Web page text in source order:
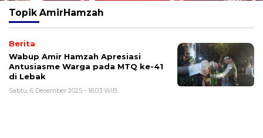
Topik AmirHamzah
Berita
Wabup Amir Hamzah Apresiasi
Antusiasme Warga pada MTQ ke-41
di Lebak
Sabtu, 6 Desember 2025 - 16:03 WIB